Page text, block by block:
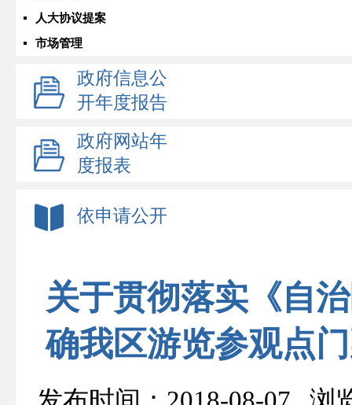
人大协议提案
市场管理
政府信息公
开年度报告
政府网站年
度报表
依申请公开
关于贯彻落实《自
确我区游览​参观点